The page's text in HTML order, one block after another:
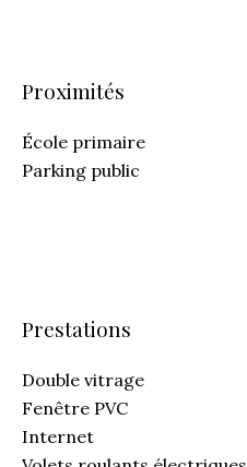
Proximités
École primaire
Parking public
Prestations
Double vitrage
Fenêtre PVC
Internet